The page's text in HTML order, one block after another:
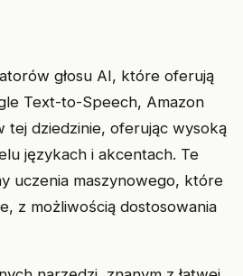
głosu AI, które oferują
Text-to-Speech, Amazon
tej dziedzinie, oferując wysoką
językach i akcentach. Te
uczenia maszynowego, które
z możliwością dostosowania